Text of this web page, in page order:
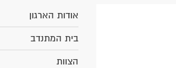
אודות הארגון
בית המתנדב
הצוות